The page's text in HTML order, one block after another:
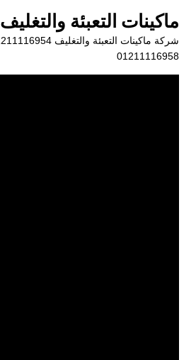
المحتوى
ماكينات التعبئة والتغليف
01211116958